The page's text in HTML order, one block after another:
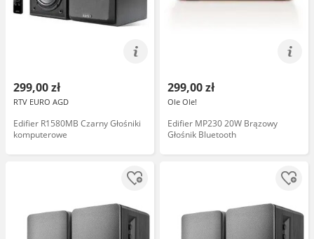
299,00 zł
RTV EURO AGD
Edifier R1580MB Czarny Głośniki
komputerowe
299,00 zł
Ole Ole!
Edifier MP230 20W Brązowy
Głośnik Bluetooth